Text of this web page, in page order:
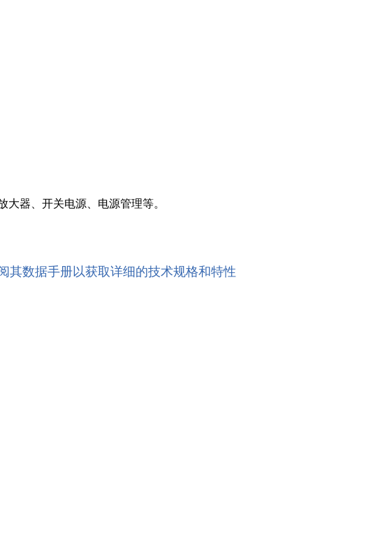
器、开关电源、电源管理等。
其数据手册以获取详细的技术规格和特性